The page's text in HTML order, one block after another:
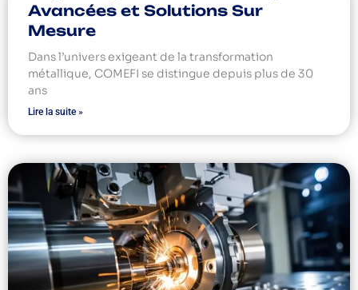
Avancées et Solutions Sur
Mesure
Dans l’univers exigeant de la transformation
métallique, COMEFI se distingue depuis plus de 30
ans
Lire la suite »